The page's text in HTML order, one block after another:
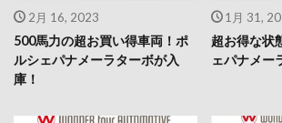
2月 16, 2023
500馬力の超お買い得車両！ポ
ルシェパナメーラターボが入
庫！
1月 31,
超お得な状
ェパナメー